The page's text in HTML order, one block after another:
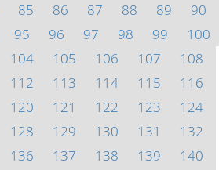
85 86 87 88 89
90
95 96 97 98 99
100
104 105 106 107
108
112 113 114 115
116
120 121 122 123
124
128 129 130 131
132
136 137 138 139
140